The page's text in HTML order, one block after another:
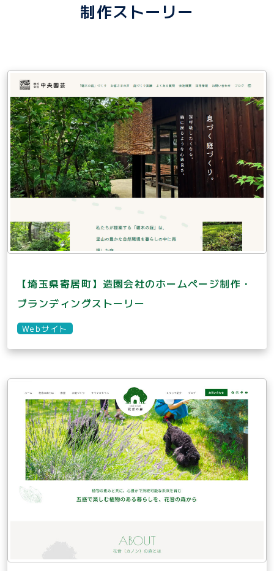
制作ストーリー
【埼玉県寄居町】造園会社のホームページ制作・
ブランディングストーリー
Webサイト